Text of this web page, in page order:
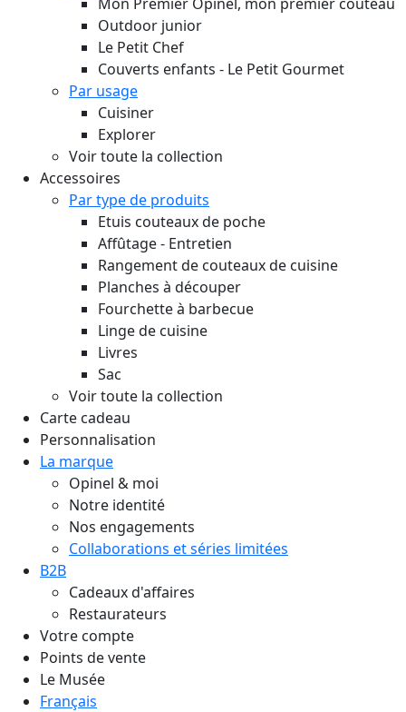
Outdoor junior
Le Petit Chef
Couverts enfants - Le Petit Gourmet
Par usage
Cuisiner
Explorer
Voir toute la collection
Accessoires
Par type de produits
Etuis couteaux de poche
Affûtage - Entretien
Rangement de couteaux de cuisine
Planches à découper
Fourchette à barbecue
Linge de cuisine
Livres
Sac
Voir toute la collection
Carte cadeau
Personnalisation
La marque
Opinel & moi
Notre identité
Nos engagements
Collaborations et séries limitées
B2B
Cadeaux d'affaires
Restaurateurs
Votre compte
Points de vente
Le Musée
Français